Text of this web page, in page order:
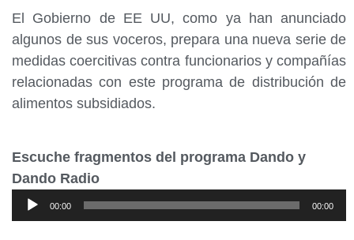
El Gobierno de EE UU, como ya han anunciado
algunos de sus voceros, prepara una nueva serie de
medidas coercitivas contra funcionarios y compañías
relacionadas con este programa de distribución de
alimentos subsidiados.
Escuche fragmentos del programa Dando y
Dando Radio
Reproductor
de
00:00 00:00